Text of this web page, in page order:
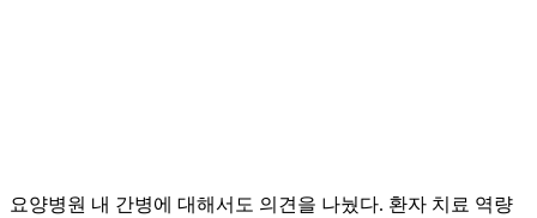
요양병원 내 간병에 대해서도 의견을 나눴다. 환자 치료 역량